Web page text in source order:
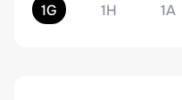
1G 1H 1A